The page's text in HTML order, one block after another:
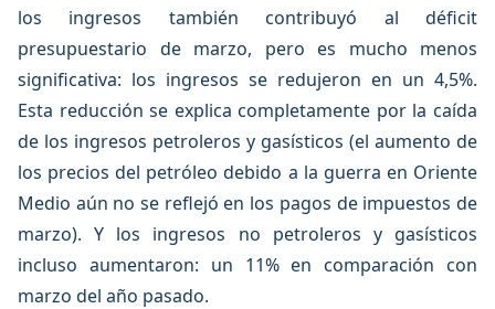
los ingresos también contribuyó al déficit
presupuestario de marzo, pero es mucho menos
significativa: los ingresos se redujeron en un 4,5%.
Esta reducción se explica completamente por la caída
de los ingresos petroleros y gasísticos (el aumento de
los precios del petróleo debido a la guerra en Oriente
Medio aún no se reflejó en los pagos de impuestos de
marzo). Y los ingresos no petroleros y gasísticos
incluso aumentaron: un 11% en comparación con
marzo del año pasado.